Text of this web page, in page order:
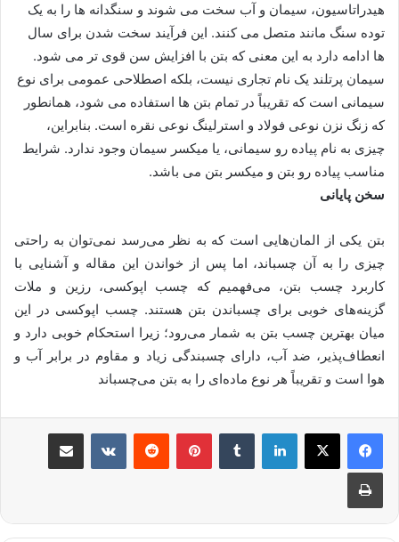
هیدراتاسیون، سیمان و آب سخت می شوند و سنگدانه ها را به یک
توده سنگ مانند متصل می کنند. این فرآیند سخت شدن برای سال
ها ادامه دارد به این معنی که بتن با افزایش سن قوی تر می شود.
سیمان پرتلند یک نام تجاری نیست، بلکه اصطلاحی عمومی برای نوع
سیمانی است که تقریباً در تمام بتن ها استفاده می شود، همانطور
که زنگ نزن نوعی فولاد و استرلینگ نوعی نقره است. بنابراین،
چیزی به نام پیاده رو سیمانی، یا میکسر سیمان وجود ندارد. شرایط
مناسب پیاده رو بتن و میکسر بتن می باشد.
سخن پایانی
بتن یکی از المان‌هایی است که به نظر می‌رسد نمی‌توان به راحتی
چیزی را به آن چسباند، اما پس از خواندن این مقاله و آشنایی با
کاربرد چسب بتن، می‌فهمیم که چسب اپوکسی، رزین و ملات
گزینه‌های خوبی برای چسباندن بتن هستند. چسب اپوکسی در این
میان بهترین چسب بتن به شمار می‌رود؛ زیرا استحکام خوبی دارد و
انعطاف‌پذیر، ضد آب، دارای چسبندگی زیاد و مقاوم در برابر آب و
هوا است و تقریباً هر نوع ماده‌ای را به بتن می‌چسباند
لینکدین ‫تامبلر ‫پین‌ترست‫رددیت ‫VKontakteاشتراک گذاری از طریق ایمیل
چاپ